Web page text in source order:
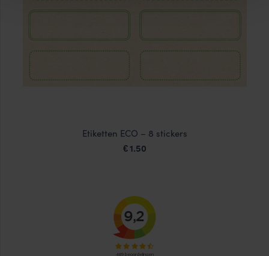
Etiketten ECO – 8 stickers
€ 1.50